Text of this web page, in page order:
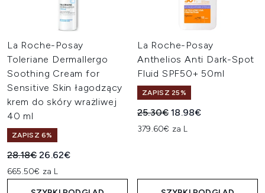
La Roche-Posay
Toleriane Dermallergo
Soothing Cream for
Sensitive Skin łagodzący
krem do skóry wrażliwej
40 ml
ZAPISZ 6%
Sugerowana cena detaliczna:
28.18€Aktualna cena:
26.62€
665.50€ za L
La Roche-Posay
Anthelios Anti Dark-Spot
Fluid SPF50+ 50ml
ZAPISZ 25%
Sugerowana cena
25.30€Aktualna cena:
18.98€
379.60€ za L